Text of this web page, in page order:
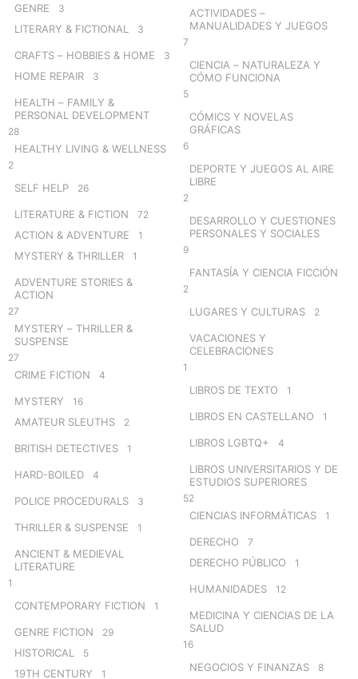
GENRE 3
LITERARY & FICTIONAL 3
CRAFTS – HOBBIES & HOME 3
HOME REPAIR 3
HEALTH – FAMILY &
PERSONAL DEVELOPMENT
28
HEALTHY LIVING & WELLNESS
2
SELF HELP 26
LITERATURE & FICTION 72
ACTION & ADVENTURE 1
MYSTERY & THRILLER 1
ADVENTURE STORIES &
ACTION
27
MYSTERY – THRILLER &
SUSPENSE
27
CRIME FICTION 4
MYSTERY 16
AMATEUR SLEUTHS 2
BRITISH DETECTIVES 1
HARD-BOILED 4
POLICE PROCEDURALS 3
THRILLER & SUSPENSE 1
ANCIENT & MEDIEVAL
LITERATURE
1
CONTEMPORARY FICTION 1
GENRE FICTION 29
HISTORICAL 5
19TH CENTURY 1
ACTIVIDADES –
MANUALIDADES Y JUEGOS
7
CIENCIA – NATURALEZA Y
CÓMO FUNCIONA
5
CÓMICS Y NOVELAS
GRÁFICAS
6
DEPORTE Y JUEGOS AL AIRE
LIBRE
2
DESARROLLO Y CUESTIONES
PERSONALES Y SOCIALES
9
FANTASÍA Y CIENCIA FICCIÓN
2
LUGARES Y CULTURAS 2
VACACIONES Y
CELEBRACIONES
1
LIBROS DE TEXTO 1
LIBROS EN CASTELLANO 1
LIBROS LGBTQ+ 4
LIBROS UNIVERSITARIOS Y DE
ESTUDIOS SUPERIORES
52
CIENCIAS INFORMÁTICAS 1
DERECHO 7
DERECHO PÚBLICO 1
HUMANIDADES 12
MEDICINA Y CIENCIAS DE LA
SALUD
16
NEGOCIOS Y FINANZAS 8